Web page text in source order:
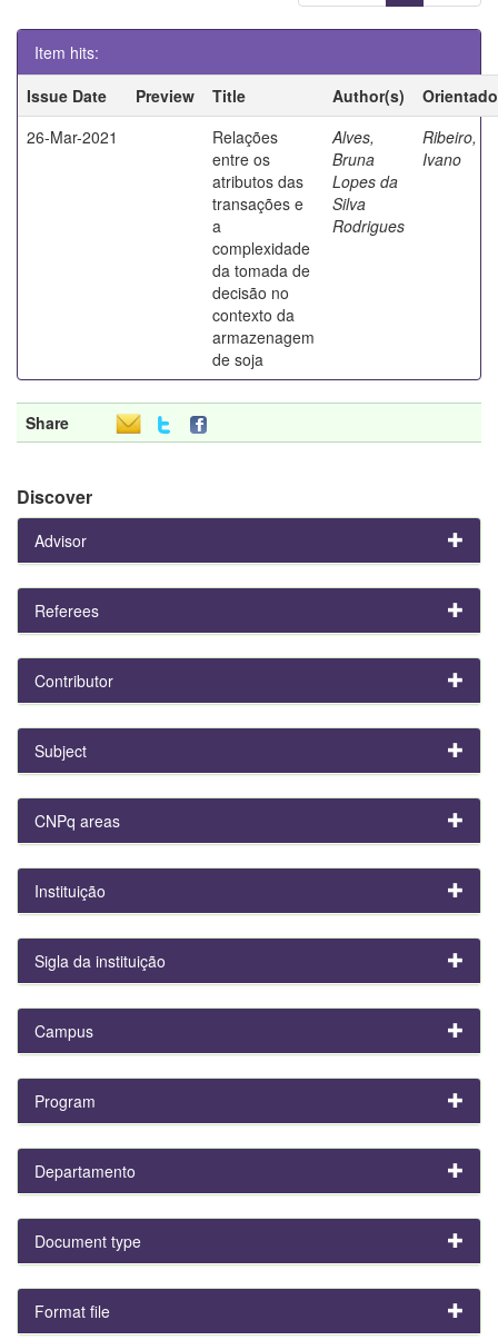
Item hits:
Issue Date
Preview Title Author(s)
26-Mar-2021
Relações
entre os
atributos das
transações e
a
complexidade
da tomada de
decisão no
contexto da
armazenagem
de soja
Alves,
Bruna
Lopes da
Silva
Rodrigues
Ribeiro,
Ivano
Share
Discover
Advisor
Referees
Contributor
Subject
CNPq areas
Instituição
Sigla da instituição
Campus
Program
Departamento
Document type
Format file